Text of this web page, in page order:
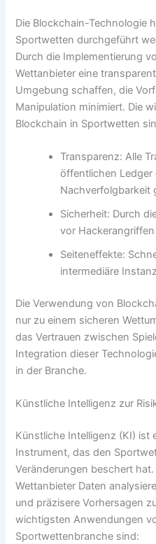
Die Blockchain-Technologie
Sportwetten durchgeführt
Durch die Implementierung
Wettanbieter eine
Umgebung schaffen, die
Manipulation minimiert. Die
Blockchain in Sportwetten
Transparenz: Alle
öffentlichen Ledger
Nachverfolgbarkeit
Sicherheit: Durch
vor
Seiteneffekte:
intermediäre
Die Verwendung von
nur zu einem sicheren
das Vertrauen zwischen
Integration dieser
in der Branche.
Künstliche Intelligenz zur
Künstliche Intelligenz (KI) ist
Instrument, das den
Veränderungen beschert
Wettanbieter Daten
und präzisere Vorhersagen
wichtigsten Anwendungen
Sportwettenbranche sind: